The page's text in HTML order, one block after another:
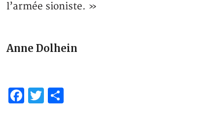
l’armée sioniste. »
Anne Dolhein
Facebook
Twitter